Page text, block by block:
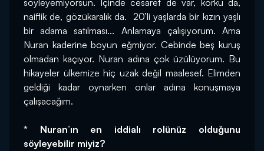
söyleyemiyorsun. İçinde cesaret de var, korku da,
naiflik de, gözükaralık da.  20’li yaşlarda bir kızın yaşlı
bir adama satılması... Anlamaya çalışıyorum. Ama
Nuran kaderine boyun eğmiyor. Cebinde beş kuruş
olmadan kaçıyor. Nuran adına çok üzülüyorum. Bu
hikayeler ülkemize hiç uzak değil maalesef. Elimden
geldiği kadar oynarken onlar adına konuşmaya
çalışacağım.
* Nuran’ın en iddialı rolünüz olduğunu
söyleyebilir miyiz?